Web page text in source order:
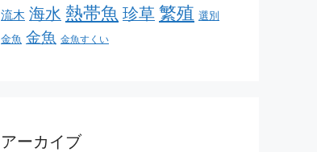
流木 海水 熱帯魚 珍草 繁殖 選別
金魚 金魚 金魚すくい
アーカイブ